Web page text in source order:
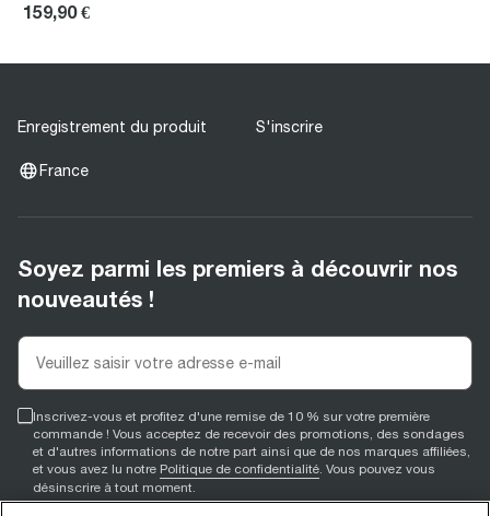
159,90 €
Enregistrement du produit S'inscrire
France
Soyez parmi les premiers à découvrir nos
nouveautés !
Inscrivez-vous et profitez d'une remise de 10 % sur votre première
commande ! Vous acceptez de recevoir des promotions, des sondages
et d'autres informations de notre part ainsi que de nos marques affiliées,
et vous avez lu notre Politique de confidentialité. Vous pouvez vous
désinscrire à tout moment.